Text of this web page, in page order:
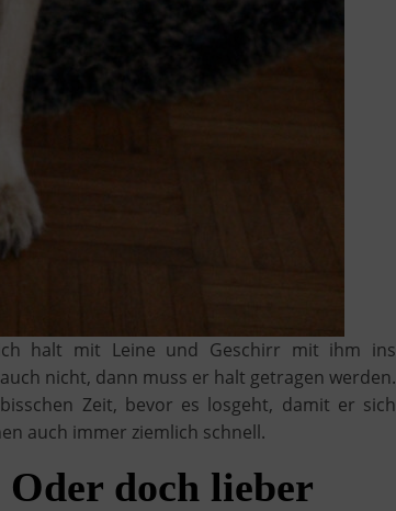
halt mit Leine und Geschirr mit ihm ins
nicht, dann muss er halt getragen werden.
Zeit, bevor es losgeht, damit er sich
auch immer ziemlich schnell.
Oder doch lieber